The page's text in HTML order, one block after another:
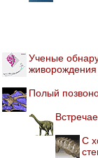
Ученые
живорождения
Полый
С